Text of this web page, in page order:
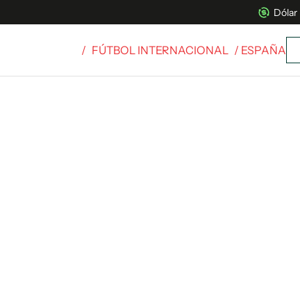
Dólar
/ FÚTBOL INTERNACIONAL / ESPAÑA